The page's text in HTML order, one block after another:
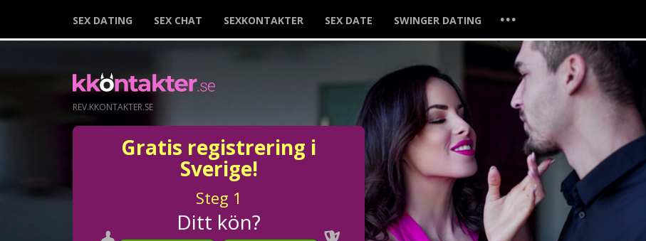
SEX DATING SEX CHAT SEXKONTAKTER SEX DATE SWINGER DATING ...
REV.KKONTAKTER.SE
Gratis registrering i
Sverige!
Steg 1
Ditt kön?